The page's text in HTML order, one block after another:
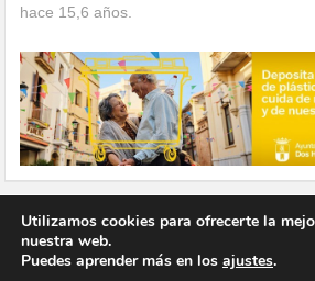
hace 15,6 años.
Utilizamos cookies para ofrecerte la
nuestra web.
Puedes aprender más en los ajustes.